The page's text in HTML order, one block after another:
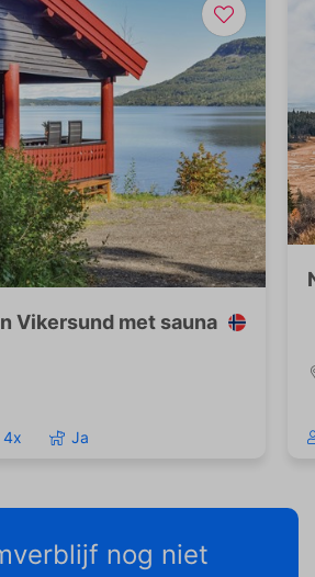
Vikersund met sauna
4x Ja
nog niet